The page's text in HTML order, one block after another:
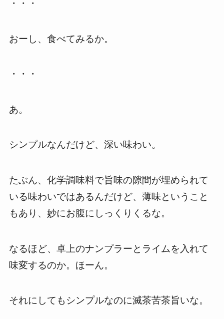
・・・
おーし、食べてみるか。
・・・
あ。
シンプルなんだけど、深い味わい。
たぶん、化学調味料で旨味の隙間が埋められて
いる味わいではあるんだけど、薄味ということ
もあり、妙にお腹にしっくりくるな。
なるほど、卓上のナンプラーとライムを入れて
味変するのか。ほーん。
それにしてもシンプルなのに滅茶苦茶旨いな。